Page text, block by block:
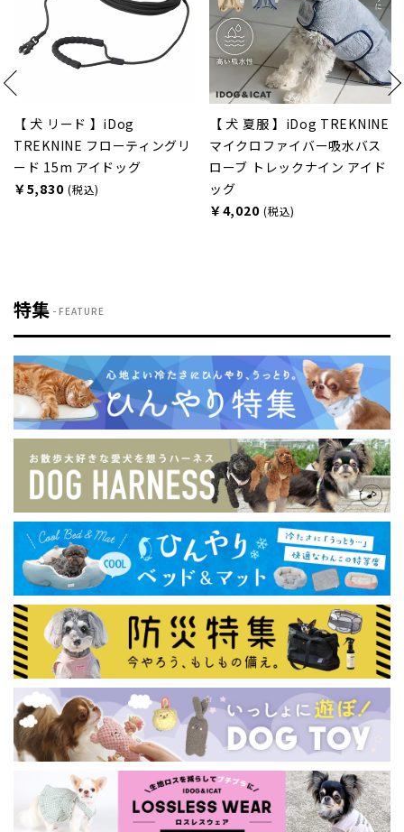
リ
【 犬 夏服 】iDog TREKNINE
マイクロファイバー吸水バス
ローブ トレックナイン アイド
ッグ
【 防虫 涼感 犬服 春夏 】
COOL+MOSCAPE プリン
ンク 接触冷感 防蚊 アイド
￥2,112 (税込)
特集 FEATURE